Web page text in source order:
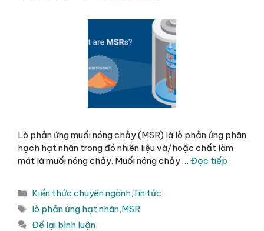
Lò phản ứng muối nóng chảy (MSR) là lò phản ứng phân
hạch hạt nhân trong đó nhiên liệu và/hoặc chất làm
mát là muối nóng chảy. Muối nóng chảy … Đọc tiếp
Danh
mục
Kiến thức chuyên ngành,Tin tức
Thẻ
lò phản ứng hạt nhân,MSR
Để lại bình luận